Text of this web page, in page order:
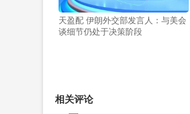
天盈配 伊朗外交部发言人：与美会
谈细节仍处于决策阶段
相关评论